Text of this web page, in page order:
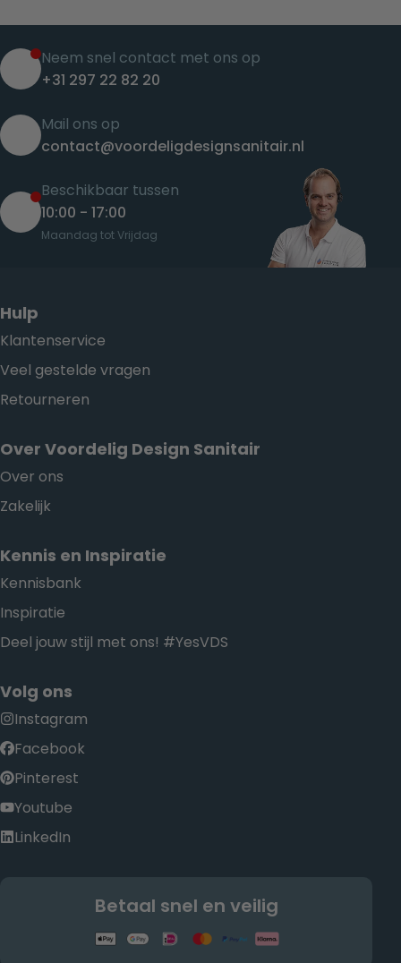
Neem snel contact met ons op
+31 297 22 82 20
Mail ons op
contact@voordeligdesignsanitair.nl
Beschikbaar tussen
10:00 - 17:00
Maandag tot Vrijdag
Hulp
Klantenservice
Veel gestelde vragen
Retourneren
Over Voordelig Design Sanitair
Over ons
Zakelijk
Kennis en Inspiratie
Kennisbank
Inspiratie
Deel jouw stijl met ons! #YesVDS
Volg ons
Instagram
Facebook
Pinterest
Youtube
LinkedIn
Betaal snel en veilig